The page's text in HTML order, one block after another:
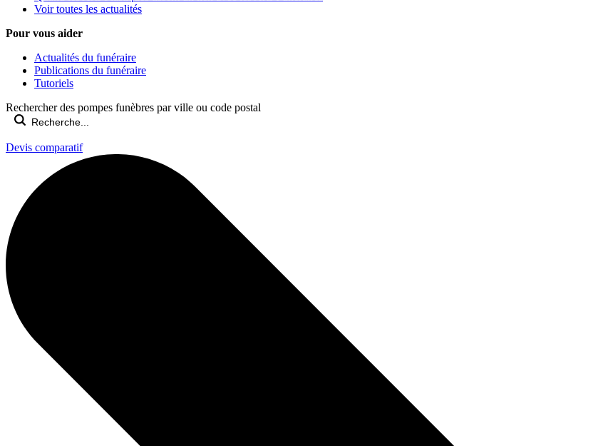
Voir toutes les actualités
Pour vous aider
Actualités du funéraire
Publications du funéraire
Tutoriels
Rechercher des pompes funèbres par ville ou code postal
Devis comparatif